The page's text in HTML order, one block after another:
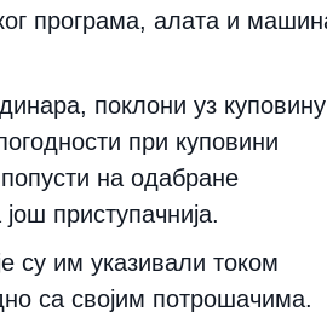
програма, алата и
, поклони уз куповину
при куповини
на одабране
приступачнија.
су им указивали током
са својим потрошачима.